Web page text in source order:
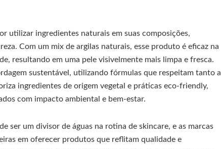
utilizar ingredientes naturais em suas composições,
Com um mix de argilas naturais, esse produto é eficaz na
resultando em uma pele visivelmente mais limpa e fresca.
sustentável, utilizando fórmulas que respeitam tanto a
ingredientes de origem vegetal e práticas eco-friendly,
com impacto ambiental e bem-estar.
ser um divisor de águas na rotina de skincare, e as marcas
em oferecer produtos que reflitam qualidade e